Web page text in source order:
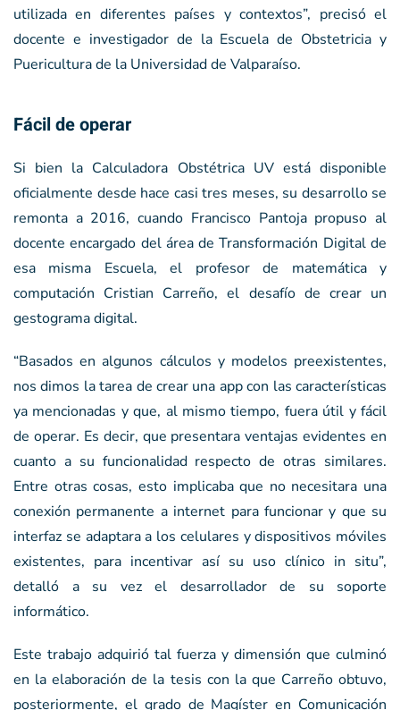
utilizada en diferentes países y contextos”, precisó el
docente e investigador de la Escuela de Obstetricia y
Puericultura de la Universidad de Valparaíso.
Fácil de operar
Si bien la Calculadora Obstétrica UV está disponible
oficialmente desde hace casi tres meses, su desarrollo se
remonta a 2016, cuando Francisco Pantoja propuso al
docente encargado del área de Transformación Digital de
esa misma Escuela, el profesor de matemática y
computación Cristian Carreño, el desafío de crear un
gestograma digital.
“Basados en algunos cálculos y modelos preexistentes,
nos dimos la tarea de crear una app con las características
ya mencionadas y que, al mismo tiempo, fuera útil y fácil
de operar. Es decir, que presentara ventajas evidentes en
cuanto a su funcionalidad respecto de otras similares.
Entre otras cosas, esto implicaba que no necesitara una
conexión permanente a internet para funcionar y que su
interfaz se adaptara a los celulares y dispositivos móviles
existentes, para incentivar así su uso clínico in situ”,
detalló a su vez el desarrollador de su soporte
informático.
Este trabajo adquirió tal fuerza y dimensión que culminó
en la elaboración de la tesis con la que Carreño obtuvo,
posteriormente, el grado de Magíster en Comunicación